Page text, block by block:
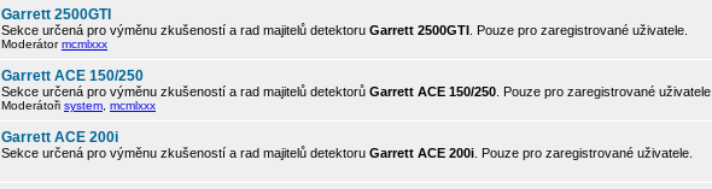
Garrett 2500GTI
Sekce určená pro výměnu zkušeností a rad majitelů detektoru Garrett 2500GTI . Pouze pro zaregistrované uživatele.
Moderátormcmlxxx
Garrett ACE 150/250
Sekce určená pro výměnu zkušeností a rad majitelů detektorů Garrett ACE 150/250 . Pouze pro zaregistrované uživatele.
Moderátoři system mcmlxxx
Garrett ACE 200i
Sekce určená pro výměnu zkušeností a rad majitelů detektoru Garrett ACE 200i . Pouze pro zaregistrované uživatele.